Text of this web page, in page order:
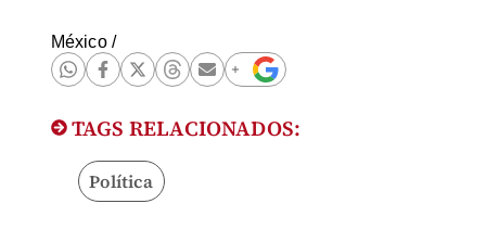
México/
TAGS RELACIONADOS:
Política